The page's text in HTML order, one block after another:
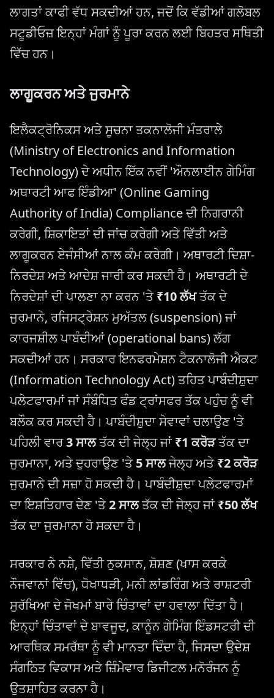
ਲਾਗਤਾਂ ਕਾਫੀ ਵੱਧ ਸਕਦੀਆਂ ਹਨ, ਜਦੋਂ ਕਿ ਵੱਡੀਆਂ ਗਲੋਬਲ
ਸਟੂਡੀਓਜ਼ ਇਨ੍ਹਾਂ ਮੰਗਾਂ ਨੂੰ ਪੂਰਾ ਕਰਨ ਲਈ ਬਿਹਤਰ ਸਥਿਤੀ
ਵਿੱਚ ਹਨ।
ਲਾਗੂਕਰਨ ਅਤੇ ਜੁਰਮਾਨੇ
ਇਲੈਕਟ੍ਰੋਨਿਕਸ ਅਤੇ ਸੂਚਨਾ ਤਕਨਾਲੋਜੀ ਮੰਤਰਾਲੇ
(Ministry of Electronics and Information
Technology) ਦੇ ਅਧੀਨ ਇੱਕ ਨਵੀਂ 'ਔਨਲਾਈਨ ਗੇਮਿੰਗ
ਅਥਾਰਟੀ ਆਫ ਇੰਡੀਆ' (Online Gaming
Authority of India) Compliance ਦੀ ਨਿਗਰਾਨੀ
ਕਰੇਗੀ, ਸ਼ਿਕਾਇਤਾਂ ਦੀ ਜਾਂਚ ਕਰੇਗੀ ਅਤੇ ਵਿੱਤੀ ਅਤੇ
ਲਾਗੂਕਰਨ ਏਜੰਸੀਆਂ ਨਾਲ ਕੰਮ ਕਰੇਗੀ। ਅਥਾਰਟੀ ਦਿਸ਼ਾ-
ਨਿਰਦੇਸ਼ ਅਤੇ ਆਦੇਸ਼ ਜਾਰੀ ਕਰ ਸਕਦੀ ਹੈ। ਅਥਾਰਟੀ ਦੇ
ਨਿਰਦੇਸ਼ਾਂ ਦੀ ਪਾਲਣਾ ਨਾ ਕਰਨ 'ਤੇ₹10 ਲੱਖਤੱਕ ਦੇ
ਜੁਰਮਾਨੇ, ਰਜਿਸਟ੍ਰੇਸ਼ਨ ਮੁਅੱਤਲ (suspension) ਜਾਂ
ਕਾਰਜਸ਼ੀਲ ਪਾਬੰਦੀਆਂ (operational bans) ਲੱਗ
ਸਕਦੀਆਂ ਹਨ। ਸਰਕਾਰ ਇਨਫਰਮੇਸ਼ਨ ਟੈਕਨਾਲੋਜੀ ਐਕਟ
(Information Technology Act) ਤਹਿਤ ਪਾਬੰਦੀਸ਼ੁਦਾ
ਪਲੇਟਫਾਰਮਾਂ ਜਾਂ ਸੰਬੰਧਿਤ ਫੰਡ ਟ੍ਰਾਂਸਫਰ ਤੱਕ ਪਹੁੰਚ ਨੂੰ ਵੀ
ਬਲੌਕ ਕਰ ਸਕਦੀ ਹੈ। ਪਾਬੰਦੀਸ਼ੁਦਾ ਸੇਵਾਵਾਂ ਚਲਾਉਣ 'ਤੇ
ਪਹਿਲੀ ਵਾਰ3 ਸਾਲਤੱਕ ਦੀ ਜੇਲ੍ਹ ਜਾਂ₹1 ਕਰੋੜਤੱਕ ਦਾ
ਜੁਰਮਾਨਾ, ਅਤੇ ਦੁਹਰਾਉਣ 'ਤੇ5 ਸਾਲਜੇਲ੍ਹ ਅਤੇ₹2 ਕਰੋੜ
ਜੁਰਮਾਨੇ ਦੀ ਸਜ਼ਾ ਹੋ ਸਕਦੀ ਹੈ। ਪਾਬੰਦੀਸ਼ੁਦਾ ਪਲੇਟਫਾਰਮਾਂ
ਦਾ ਇਸ਼ਤਿਹਾਰ ਦੇਣ 'ਤੇ2 ਸਾਲਤੱਕ ਦੀ ਜੇਲ੍ਹ ਜਾਂ₹50 ਲੱਖ
ਤੱਕ ਦਾ ਜੁਰਮਾਨਾ ਹੋ ਸਕਦਾ ਹੈ।
ਸਰਕਾਰ ਨੇ ਨਸ਼ੇ, ਵਿੱਤੀ ਨੁਕਸਾਨ, ਸ਼ੋਸ਼ਣ (ਖਾਸ ਕਰਕੇ
ਨੌਜਵਾਨਾਂ ਵਿੱਚ), ਧੋਖਾਧੜੀ, ਮਨੀ ਲਾਂਡਰਿੰਗ ਅਤੇ ਰਾਸ਼ਟਰੀ
ਸੁਰੱਖਿਆ ਦੇ ਜੋਖਮਾਂ ਬਾਰੇ ਚਿੰਤਾਵਾਂ ਦਾ ਹਵਾਲਾ ਦਿੱਤਾ ਹੈ।
ਇਨ੍ਹਾਂ ਚਿੰਤਾਵਾਂ ਦੇ ਬਾਵਜੂਦ, ਕਾਨੂੰਨ ਗੇਮਿੰਗ ਇੰਡਸਟਰੀ ਦੀ
ਆਰਥਿਕ ਸਮਰੱਥਾ ਨੂੰ ਵੀ ਮਾਨਤਾ ਦਿੰਦਾ ਹੈ, ਜਿਸਦਾ ਉਦੇਸ਼
ਸੰਗਠਿਤ ਵਿਕਾਸ ਅਤੇ ਜ਼ਿੰਮੇਵਾਰ ਡਿਜੀਟਲ ਮਨੋਰੰਜਨ ਨੂੰ
ਉਤਸ਼ਾਹਿਤ ਕਰਨਾ ਹੈ।